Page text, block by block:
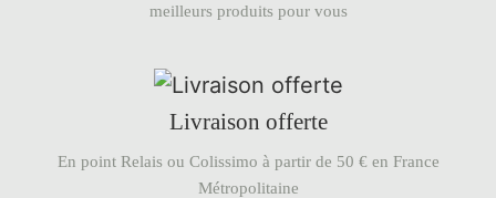
meilleurs produits pour vous
Livraison offerte
En point Relais ou Colissimo à partir de 50 € en France
Métropolitaine